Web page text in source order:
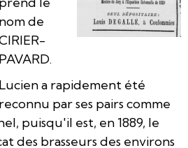
nom de
PAVARD.
Lucien a rapidement été
reconnu par ses pairs comme
puisqu'il est, en 1889, le
des brasseurs des environs